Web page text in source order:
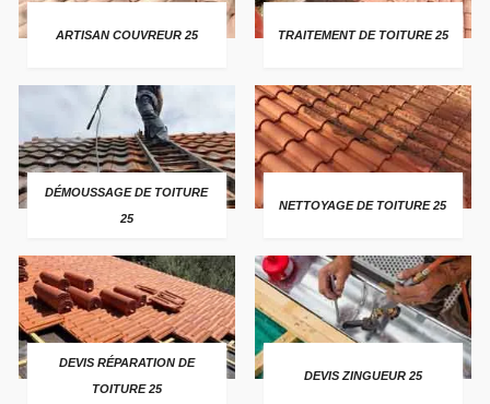
ARTISAN COUVREUR 25 TRAITEMENT DE TOITURE 25
DÉMOUSSAGE DE TOITURE
25
NETTOYAGE DE TOITURE 25
DEVIS RÉPARATION DE
TOITURE 25
DEVIS ZINGUEUR 25